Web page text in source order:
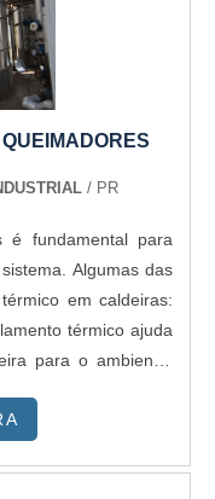
onde são realizadas
Tudo isso,
de consultores
comprova sua
os clientes....
/ PR
é fundamental para
Algumas das
em caldeiras:
térmico ajuda
para o ambiente,
reduzir a perda de
mais vapor com